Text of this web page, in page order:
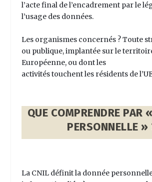
l’acte final de l’encadrement par le
l’usage des données.
Les organismes concernés ? Toute
ou publique, implantée sur le
Européenne, ou dont les
activités touchent les résidents de
QUE COMPRENDRE PAR
PERSONNELLE »
La CNIL définit la donnée